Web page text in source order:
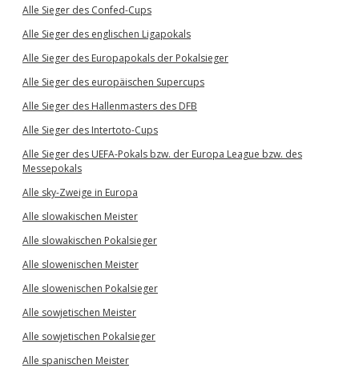
Alle Sieger des Confed-Cups
Alle Sieger des englischen Ligapokals
Alle Sieger des Europapokals der Pokalsieger
Alle Sieger des europäischen Supercups
Alle Sieger des Hallenmasters des DFB
Alle Sieger des Intertoto-Cups
Alle Sieger des UEFA-Pokals bzw. der Europa League bzw. des
Messepokals
Alle sky-Zweige in Europa
Alle slowakischen Meister
Alle slowakischen Pokalsieger
Alle slowenischen Meister
Alle slowenischen Pokalsieger
Alle sowjetischen Meister
Alle sowjetischen Pokalsieger
Alle spanischen Meister